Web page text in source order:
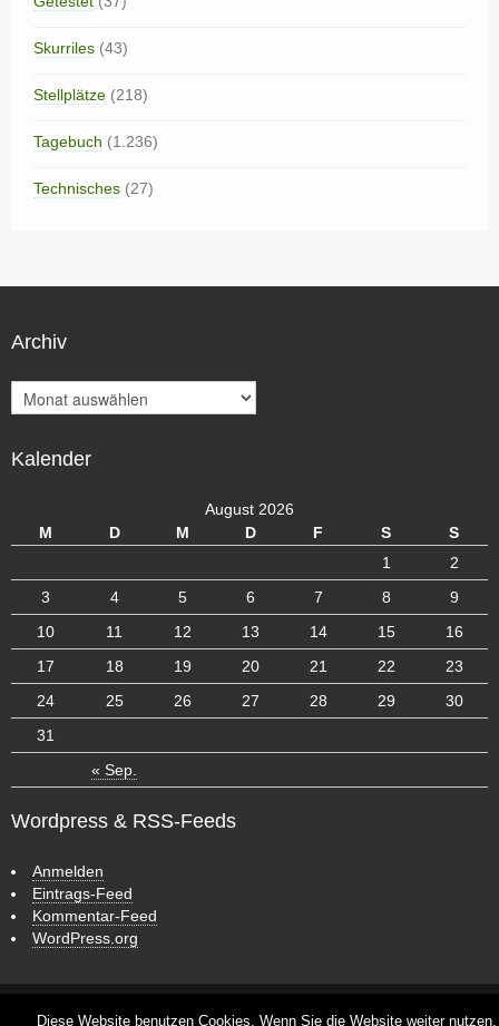
Skurriles (43)
Stellplätze (218)
Tagebuch (1.236)
Technisches (27)
Archiv
r
h
Kalender
August 2026
M
D M D F S S
« Sep.
1
2
3
4 5 6 7 8
9
10
11 12 13 14 15
16
17
18 19 20 21 22
23
24
25 26 27 28 29
30
31
Wordpress & RSS-Feeds
Anmelden
Eintrags-Feed
Kommentar-Feed
WordPress.org
ر
Diese Website benutzen Cookies. Wenn Sie die Website weiter nutzen,